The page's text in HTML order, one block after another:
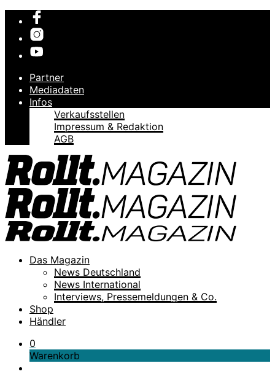
Partner
Mediadaten
Infos
Verkaufsstellen
Impressum & Redaktion
AGB
Das Magazin
News Deutschland
News International
Interviews, Pressemeldungen & Co.
Shop
Händler
0
Warenkorb